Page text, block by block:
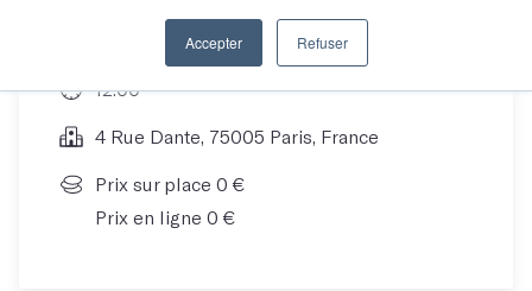
Accepter Refuser
12:00
4 Rue Dante, 75005 Paris, France
Prix sur place 0 €
Prix en ligne 0 €